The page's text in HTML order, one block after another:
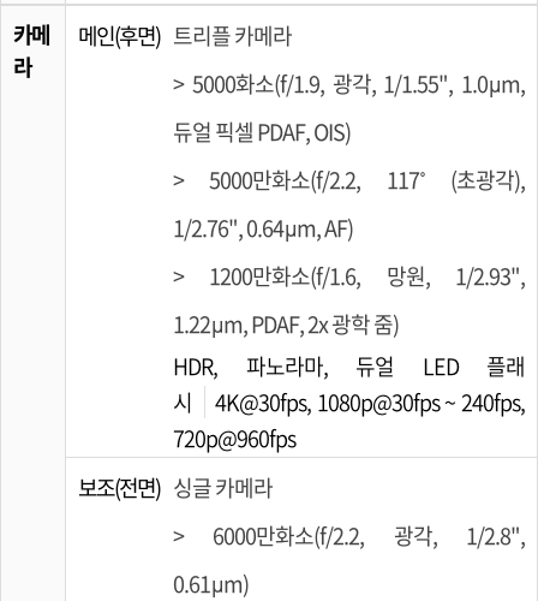
카메
라
메인(후면) 트리플 카메라
> 5000화소(f/1.9, 광각, 1/1.55", 1.0µm,
듀얼 픽셀 PDAF, OIS)
> 5000만화소(f/2.2, 117˚ (초광각),
1/2.76", 0.64µm, AF)
> 1200만화소(f/1.6, 망원, 1/2.93",
1.22µm, PDAF, 2x 광학 줌)
HDR, 파노라마, 듀얼 LED 플래
시
4K@30fps, 1080p@30fps ~ 240fps,
720p@960fps
보조(전면) 싱글 카메라
> 6000만화소(f/2.2, 광각, 1/2.8",
0.61µm)